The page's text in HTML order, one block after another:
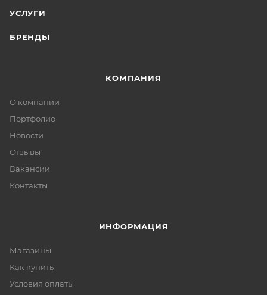
УСЛУГИ
БРЕНДЫ
КОМПАНИЯ
О компании
Портфолио
Новости
Отзывы
Вакансии
Контакты
ИНФОРМАЦИЯ
Магазины
Как купить
Условия оплаты